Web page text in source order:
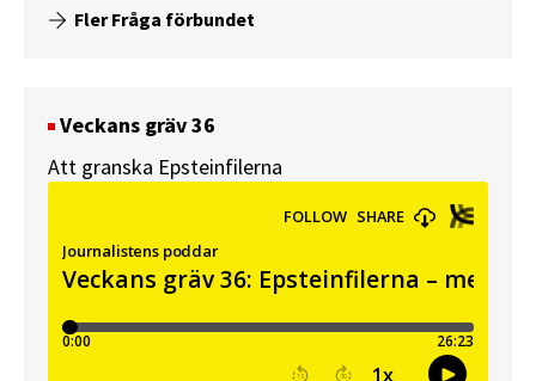
Fler Fråga förbundet
Veckans gräv 36
Att granska Epsteinfilerna